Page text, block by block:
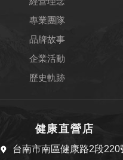
健康直營店
台南市南區健康路2段220
專業團隊
品牌故事
企業活動
歷史軌跡